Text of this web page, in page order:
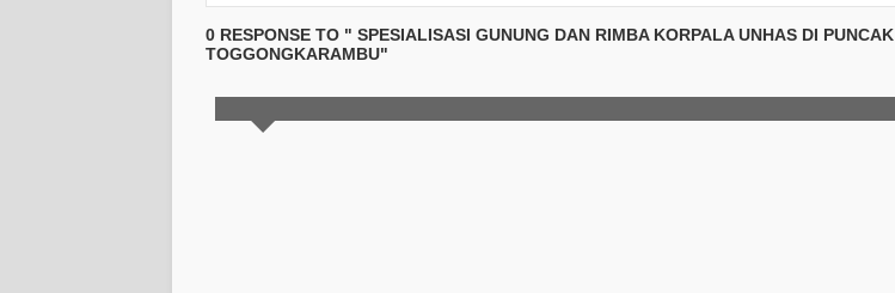
0 RESPONSE TO " SPESIALISASI GUNUNG DAN RIMBA KORPALA UNHAS DI PUNCAK
TOGGONGKARAMBU"